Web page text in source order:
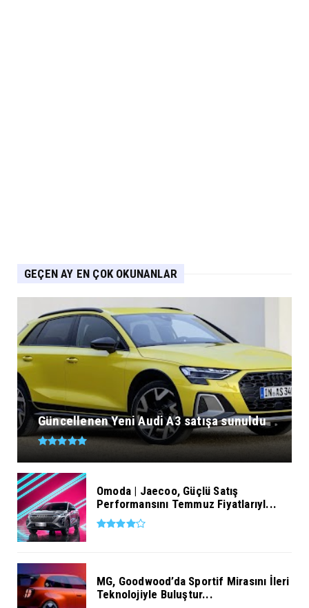
GEÇEN AY EN ÇOK OKUNANLAR
Güncellenen Yeni Audi A3 satışa sunuldu
Omoda | Jaecoo, Güçlü Satış
Performansını Temmuz Fiyatlarıyl...
MG, Goodwood’da Sportif Mirasını İleri
Teknolojiyle Buluştur...